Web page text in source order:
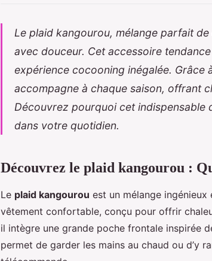
Le plaid kangourou, mélange parfait
avec douceur. Cet accessoire
expérience cocooning inégalée. Grâce
accompagne à chaque saison, offrant
Découvrez pourquoi cet
dans votre quotidien.
Découvrez le plaid kangourou :
Le plaid kangourou est un mélange ingénieux
vêtement confortable, conçu pour offrir
il intègre une grande poche frontale inspirée
permet de garder les mains au chaud ou d’y